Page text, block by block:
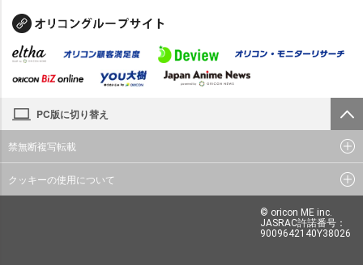
PC版に切り替え
禁無断複写転載
クッキーの使用について
© oricon ME inc.
JASRAC許諾番号：
9009642140Y38026